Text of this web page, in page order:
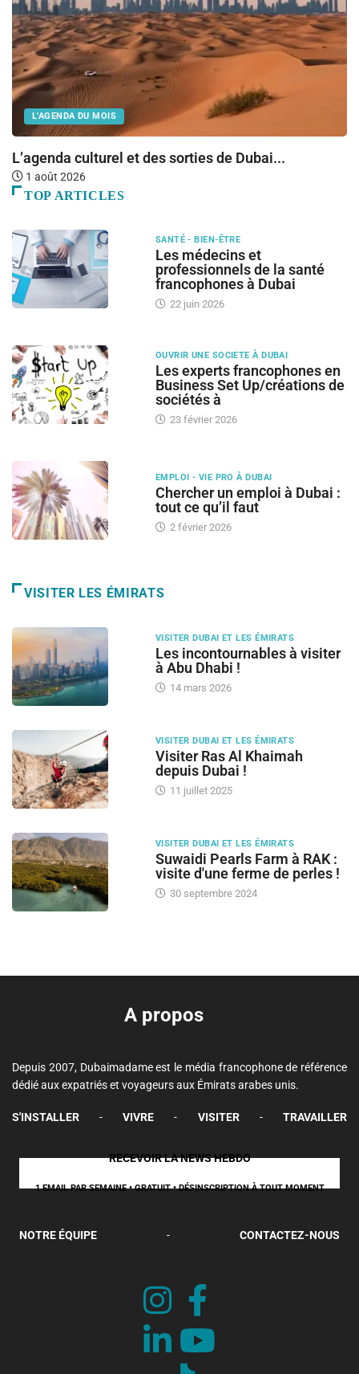
L'AGENDA DU MOIS
L’agenda culturel et des sorties de Dubai...
1 août 2026
TOP ARTICLES
SANTÉ - BIEN-ÊTRE
Les médecins et
professionnels de la santé
francophones à Dubai
22 juin 2026
OUVRIR UNE SOCIETE À DUBAI
Les experts francophones en
Business Set Up/créations de
sociétés à
23 février 2026
EMPLOI - VIE PRO À DUBAI
Chercher un emploi à Dubai :
tout ce qu’il faut
2 février 2026
VISITER LES ÉMIRATS
VISITER DUBAI ET LES ÉMIRATS
Les incontournables à visiter
à Abu Dhabi !
14 mars 2026
VISITER DUBAI ET LES ÉMIRATS
Visiter Ras Al Khaimah
depuis Dubai !
11 juillet 2025
VISITER DUBAI ET LES ÉMIRATS
Suwaidi Pearls Farm à RAK :
visite d'une ferme de perles !
30 septembre 2024
A propos
Depuis 2007, Dubaimadame est le média francophone de référence
dédié aux expatriés et voyageurs aux Émirats arabes unis.
S'INSTALLER - VIVRE - VISITER - TRAVAILLER
RECEVOIR LA NEWS HEBDO
1 EMAIL PAR SEMAINE • GRATUIT • DÉSINSCRIPTION À TOUT MOMENT
NOTRE ÉQUIPE - CONTACTEZ-NOUS